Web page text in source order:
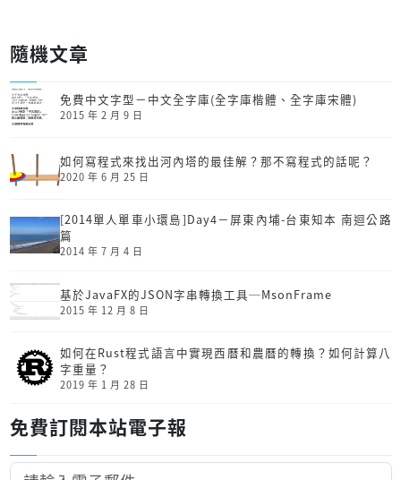
隨機文章
免費中文字型－中文全字庫(全字庫楷體、全字庫宋體)
2015 年 2 月 9 日
如何寫程式來找出河內塔的最佳解？那不寫程式的話呢？
2020 年 6 月 25 日
[2014單人單車小環島]Day4－屏東內埔-台東知本 南迴公路
篇
2014 年 7 月 4 日
基於JavaFX的JSON字串轉換工具─MsonFrame
2015 年 12 月 8 日
如何在Rust程式語言中實現西曆和農曆的轉換？如何計算八
字重量？
2019 年 1 月 28 日
免費訂閱本站電子報